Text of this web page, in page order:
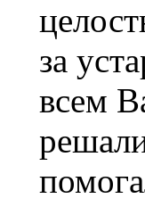
за
всем